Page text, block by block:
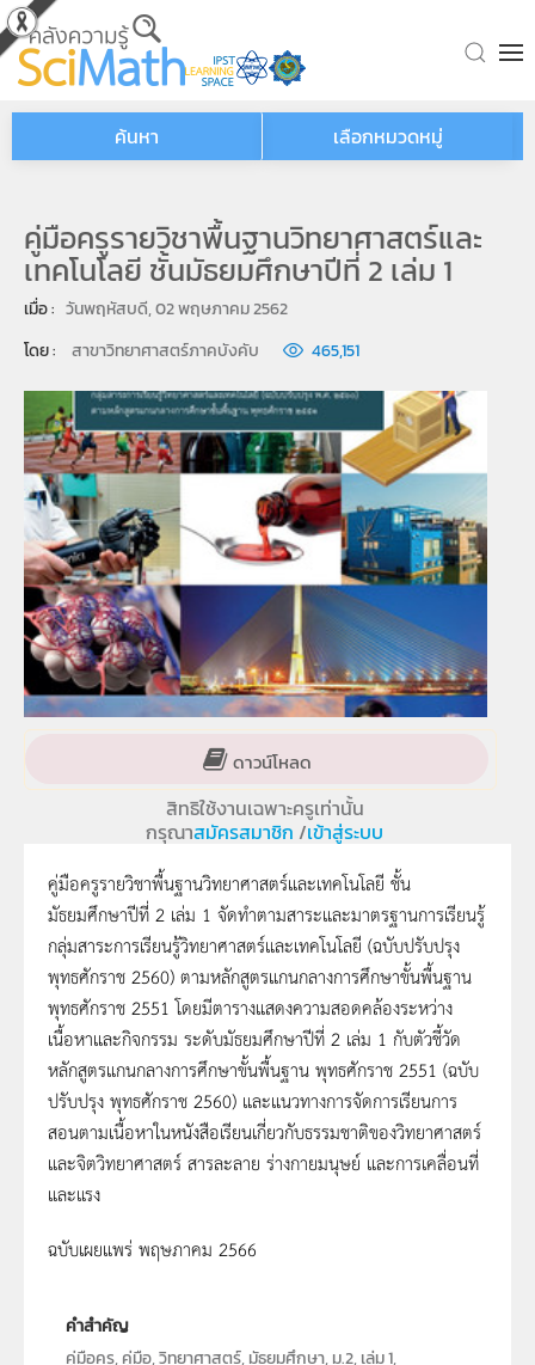
Skip to main content
ค้นหา เลือกหมวดหมู่
คู่มือครูรายวิชาพื้นฐานวิทยาศาสตร์และ
เทคโนโลยี ชั้นมัธยมศึกษาปีที่ 2 เล่ม 1
เมื่อ : วันพฤหัสบดี, 02 พฤษภาคม 2562
โดย :
สาขาวิทยาศาสตร์ภาคบังคับ 465,151
ดาวน์โหลด
สิทธิใช้งานเฉพาะครูเท่านั้น
กรุณาสมัครสมาชิก /เข้าสู่ระบบ
คู่มือครูรายวิชาพื้นฐานวิทยาศาสตร์และเทคโนโลยี ชั้น
มัธยมศึกษาปีที่ 2 เล่ม 1 จัดทำตามสาระและมาตรฐานการเรียนรู้
กลุ่มสาระการเรียนรู้วิทยาศาสตร์และเทคโนโลยี (ฉบับปรับปรุง
พุทธศักราช 2560) ตามหลักสูตรแกนกลางการศึกษาขั้นพื้นฐาน
พุทธศักราช 2551 โดยมีตารางแสดงความสอดคล้องระหว่าง
เนื้อหาและกิจกรรม ระดับมัธยมศึกษาปีที่ 2 เล่ม 1 กับตัวชี้วัด
หลักสูตรแกนกลางการศึกษาขั้นพื้นฐาน พุทธศักราช 2551 (ฉบับ
ปรับปรุง พุทธศักราช 2560) และแนวทางการจัดการเรียนการ
สอนตามเนื้อหาในหนังสือเรียนเกี่ยวกับธรรมชาติของวิทยาศาสตร์
และจิตวิทยาศาสตร์ สารละลาย ร่างกายมนุษย์ และการเคลื่อนที่
และแรง
ฉบับเผยแพร่ พฤษภาคม 2566
คำสำคัญ
คู่มือครู, คู่มือ, วิทยาศาสตร์, มัธยมศึกษา, ม.2, เล่ม 1,